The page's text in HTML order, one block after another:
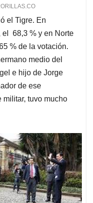
el Tigre. En
el 68,3 % y en Norte
% de la votación.
medio del
e hijo de Jorge
de ese
militar, tuvo mucho